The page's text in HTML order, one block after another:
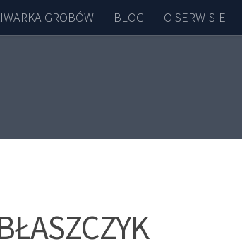
GROBÓW BLOG O SERWISIE